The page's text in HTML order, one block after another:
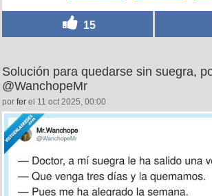
15
Solución para quedarse sin suegra,
@WanchopeMr
por fer el 11 oct 2025, 00:00